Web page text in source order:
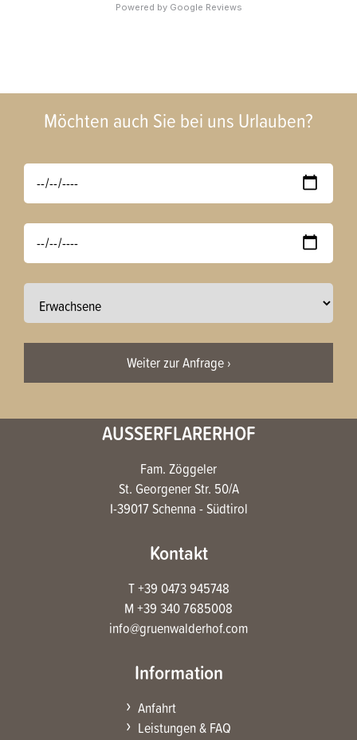
Powered by Google Reviews
Möchten auch Sie bei uns Urlauben?
Weiter zur Anfrage ›
AUSSERFLARERHOF
Fam. Zöggeler
St. Georgener Str. 50/A
I-39017 Schenna - Südtirol
Kontakt
T +39 0473 945748
M +39 340 7685008
info@gruenwalderhof.com
Information
Anfahrt
Leistungen & FAQ